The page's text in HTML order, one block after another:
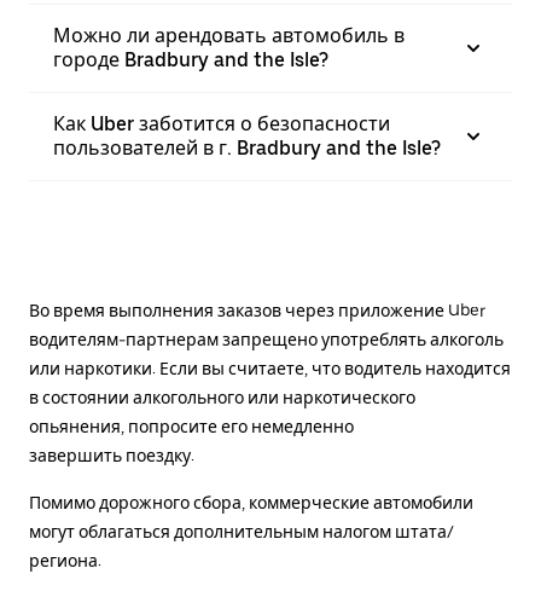
Можно ли арендовать автомобиль в
городе Bradbury and the Isle?
Как Uber заботится о безопасности
пользователей в г. Bradbury and the Isle?
Во время выполнения заказов через приложение Uber
водителям-партнерам запрещено употреблять алкоголь
или наркотики. Если вы считаете, что водитель находится
в состоянии алкогольного или наркотического
опьянения, попросите его немедленно
завершить поездку.
Помимо дорожного сбора, коммерческие автомобили
могут облагаться дополнительным налогом штата/
региона.